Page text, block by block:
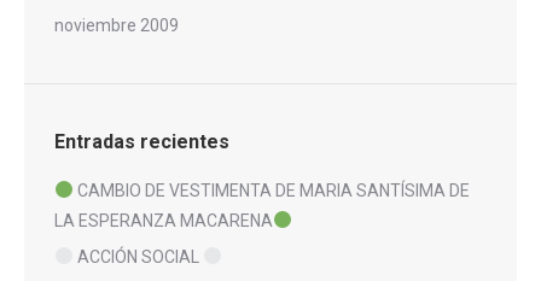
noviembre 2009
Entradas recientes
CAMBIO DE VESTIMENTA DE MARIA SANTÍSIMA DE
LA ESPERANZA MACARENA
ACCIÓN SOCIAL